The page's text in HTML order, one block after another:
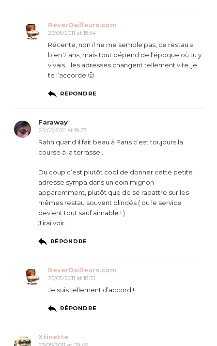
ReverDailleurs.com
23/05/2011 at 18:54
Récente, non il ne me semble pas, ce restau a
bien 2 ans, mais tout dépend de l’époque où tu y
vivais… les adresses changent tellement vite, je
te l’accorde 🙂
RÉPONDRE
Faraway
22/05/2011 at 19:57
Rahh quand il fait beau à Paris c’est toujours la
course à la terrasse ..
Du coup c’est plutôt cool de donner cette petite
adresse sympa dans un coin mignon
apparemment, plutôt que de se rabattre sur les
mêmes restau souvent blindés ( ou le service
devient tout sauf aimable ! )
J’irai voir ..
RÉPONDRE
ReverDailleurs.com
23/05/2011 at 18:55
Je suis tellement d’accord !
RÉPONDRE
Xtinette